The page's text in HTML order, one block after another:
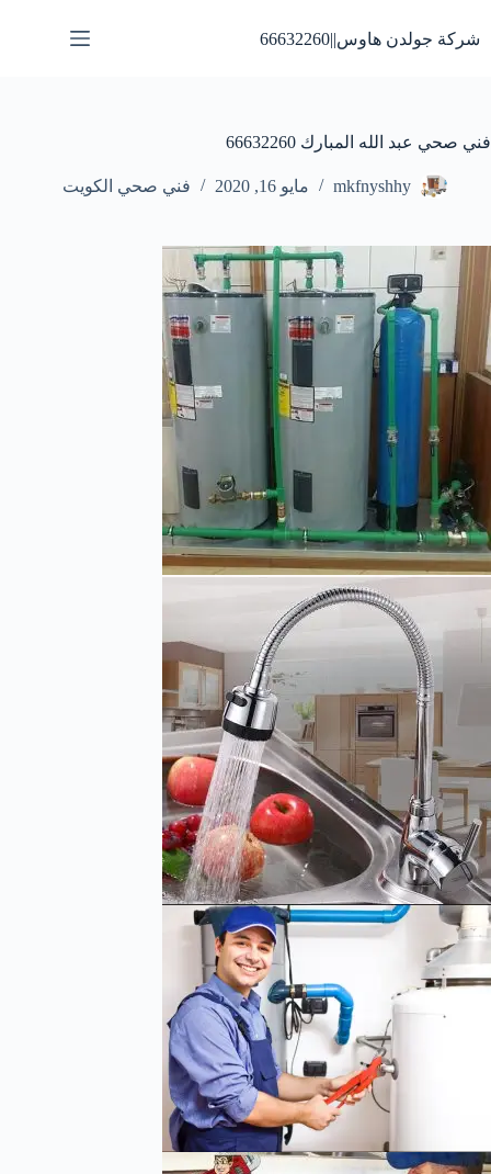
إلى
المحتوى
شركة جولدن هاوس||66632260
فني صحي عبد الله المبارك 66632260
mkfnyshhy مايو 16, 2020 فني صحي الكويت